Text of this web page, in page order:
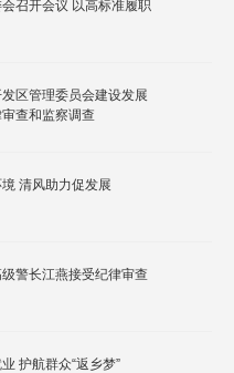
召开会议 以高标准履职
区管理委员会建设发展
查和监察调查
清风助力促发展
警长江燕接受纪律审查
护航群众“返乡梦”